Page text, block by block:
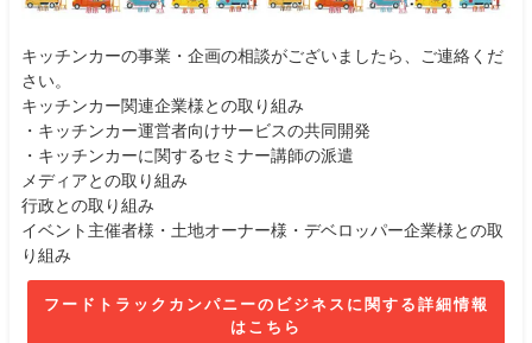
キッチンカーの事業・企画の相談がございましたら、ご連絡くだ
さい。
キッチンカー関連企業様との取り組み
・キッチンカー運営者向けサービスの共同開発
・キッチンカーに関するセミナー講師の派遣
メディアとの取り組み
行政との取り組み
イベント主催者様・土地オーナー様・デベロッパー企業様との取
り組み
フードトラックカンパニーのビジネスに関する詳細情報
はこちら